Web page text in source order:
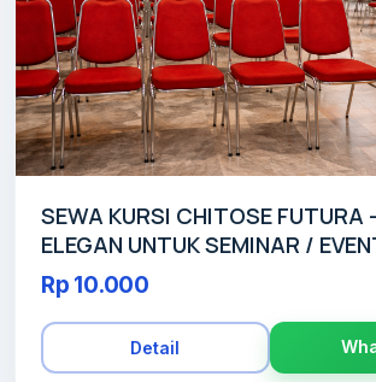
SEWA KURSI CHITOSE FUTURA
ELEGAN UNTUK SEMINAR /
Rp 10.000
Detail